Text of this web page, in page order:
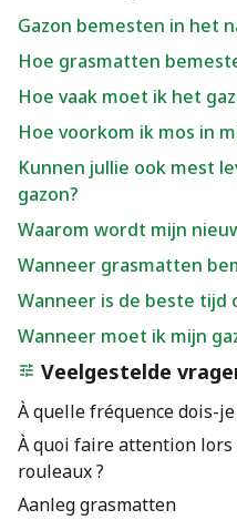
Veelgestelde
À quelle fréquence dois-
À quoi faire attention lors
rouleaux ?
Aanleg grasmatten
Gazon bemesten in het
Hoe grasmatten
Hoe vaak moet ik het
Hoe voorkom ik mos in
Kunnen jullie ook mest
gazon?
Waarom wordt mijn
Wanneer grasmatten
Wanneer is de beste tijd
Wanneer moet ik mijn